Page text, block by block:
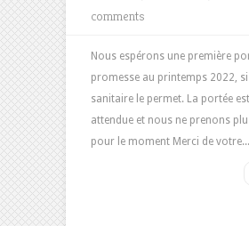
comments
Nous espérons une première
promesse au printemps 2022,
sanitaire le permet. La portée
attendue et nous ne prenons
pour le moment Merci de votre...